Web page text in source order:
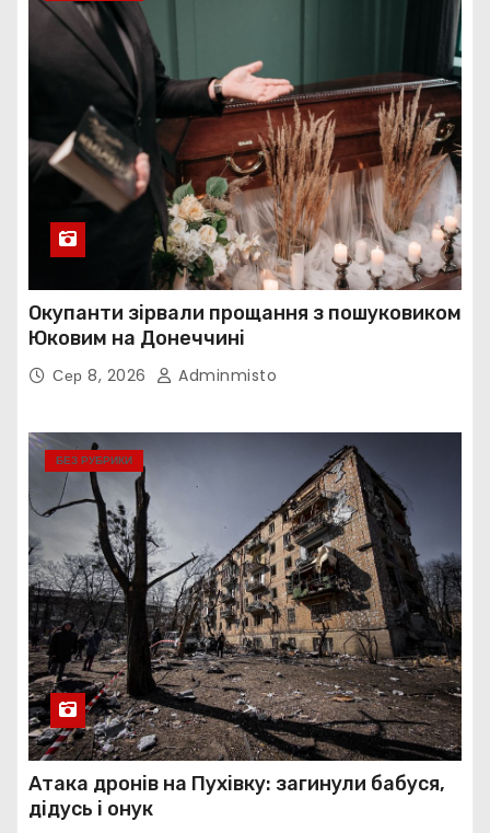
Окупанти зірвали прощання з пошуковиком
Юковим на Донеччині
Сер 8, 2026 Adminmisto
БЕЗ РУБРИКИ
Атака дронів на Пухівку: загинули бабуся,
дідусь і онук